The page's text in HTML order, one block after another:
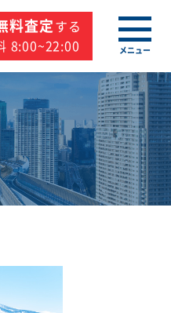
料査定する
8:00~22:00
メニュー